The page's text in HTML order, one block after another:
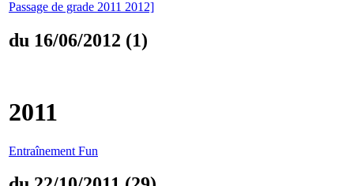
Passage de grade 2011 2012]
du 16/06/2012 (1)
2011
Entraînement Fun